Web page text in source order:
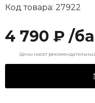
Код товара: 27922
4 790 ₽ /
Цены носят